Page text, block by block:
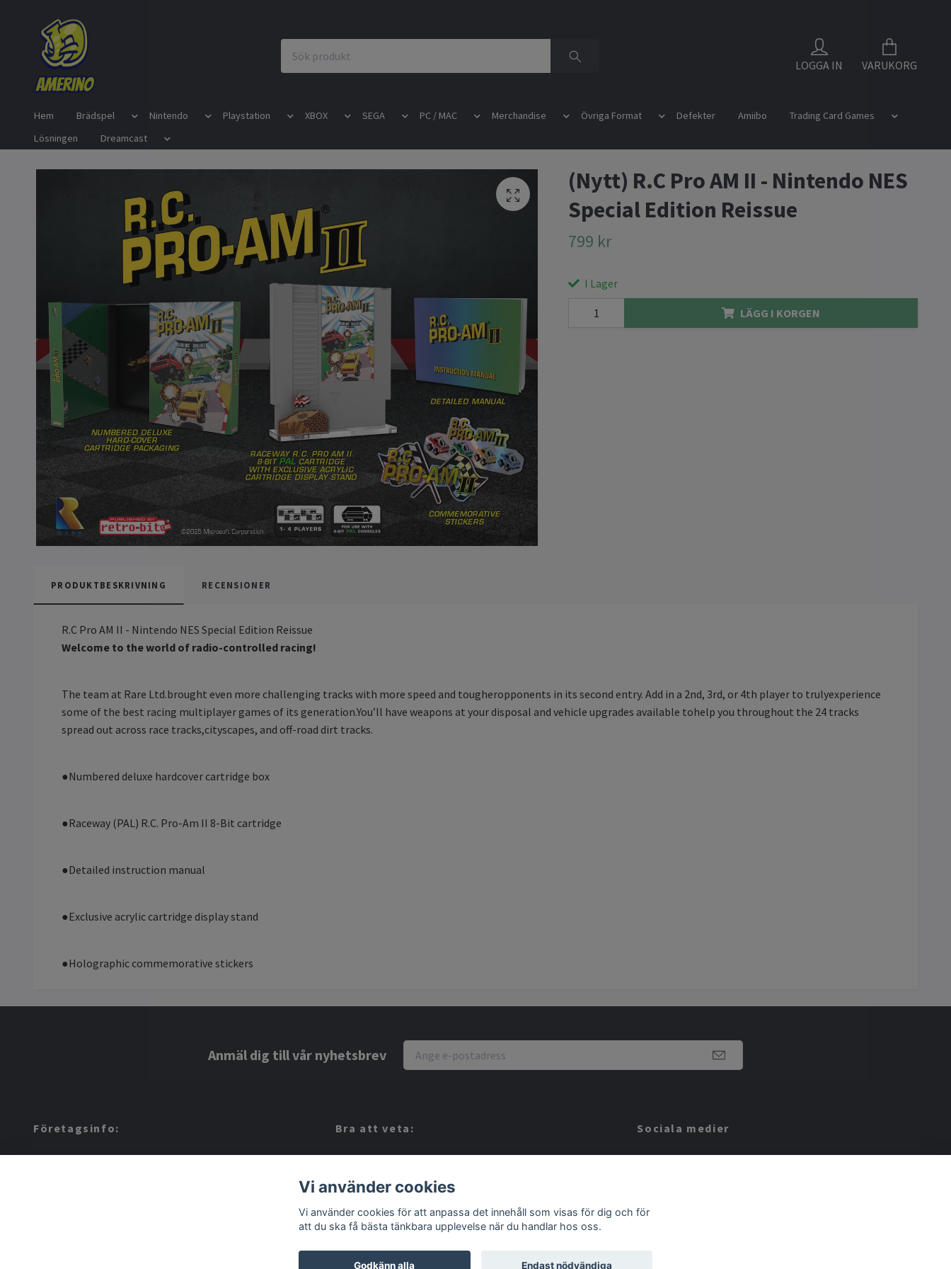
LOGGA IN VARUKORG
Hem Brädspel Nintendo Playstation XBOX SEGA PC / MAC Merchandise Övriga Format Defekter Amiibo
Trading Card Games
Lösningen
Dreamcast
(Nytt) R.C Pro AM II - Nintendo NES
Special Edition Reissue
799 kr
I Lager
LÄGG I KORGEN
PRODUKTBESKRIVNING RECENSIONER
R.C Pro AM II - Nintendo NES Special Edition Reissue
Welcome to the world of radio-controlled racing!
The team at Rare Ltd.brought even more challenging tracks with more speed and tougheropponents in its second entry. Add in a 2nd, 3rd, or 4th player to trulyexperience
some of the best racing multiplayer games of its generation.You’ll have weapons at your disposal and vehicle upgrades available tohelp you throughout the 24 tracks
spread out across race tracks,cityscapes, and off-road dirt tracks.
●Numbered deluxe hardcover cartridge box
●Raceway (PAL) R.C. Pro-Am II 8-Bit cartridge
●Detailed instruction manual
●Exclusive acrylic cartridge display stand
●Holographic commemorative stickers
Anmäl dig till vår nyhetsbrev
Företagsinfo: Bra att veta:
Köpvillkor
Sociala medier
Vi använder cookies
Vi använder cookies för att anpassa det innehåll som visas för dig och för
att du ska få bästa tänkbara upplevelse när du handlar hos oss.
Godkänn alla Endast nödvändiga